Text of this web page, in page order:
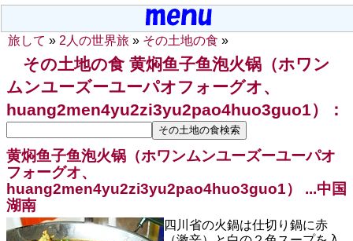
旅して » 2人の世界旅 » その土地の食 »
その土地の食 黄焖鱼子鱼泡火锅（ホワン
ムンユーズーユーパオフォーグオ、
huang2men4yu2zi3yu2pao4huo3guo1）：
黄焖鱼子鱼泡火锅（ホワンムンユーズーユーパオ
フォーグオ、
huang2men4yu2zi3yu2pao4huo3guo1） ...中国
湖南
四川省の火鍋は仕切り鍋に赤